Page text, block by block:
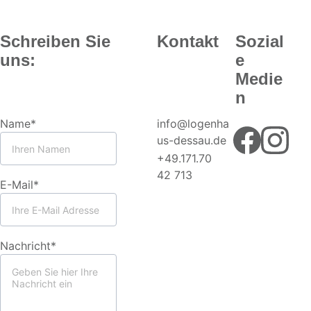
Kontakt
Name*
E-Mail*
Nachricht*
info@logenha
us-dessau.de
Sozial
e
Medie
n
Schreiben Sie
uns:
+49.171.70
42 713